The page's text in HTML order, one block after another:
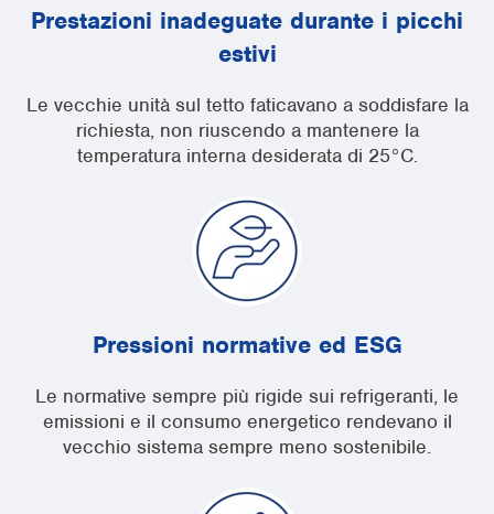
Prestazioni inadeguate durante i picchi
estivi
Le vecchie unità sul tetto faticavano a soddisfare la
richiesta, non riuscendo a mantenere la
temperatura interna desiderata di 25°C.
Pressioni normative ed ESG
Le normative sempre più rigide sui refrigeranti, le
emissioni e il consumo energetico rendevano il
vecchio sistema sempre meno sostenibile.